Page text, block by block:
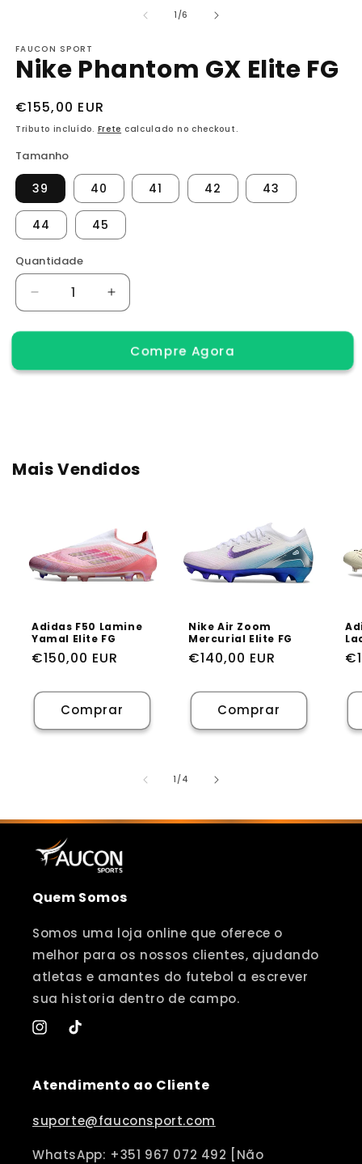
modal
1 /de
6
FAUCON SPORT
Nike Phantom GX Elite FG
Preço
normal
€155,00 EUR
Tributo incluído. Frete calculado no checkout.
Tamanho
39 40 41 42 43
44 45
Quantidade
Diminuir
a
quantidade
Nike
Aumentar
a
quantidade
Nike
Compre Agora
Mais Vendidos
Adidas F50 Lamine
Yamal Elite FG
Preço
€150,00 EUR
Comprar
Nike Air Zoom
Mercurial Elite FG
Preço
€140,00 EUR
Comprar
1 /de
4
Quem Somos
Somos uma loja online que oferece o
melhor para os nossos clientes, ajudando
atletas e amantes do futebol a escrever
sua historia dentro de campo.
Instagram
TikTok
Atendimento ao Cliente
suporte@fauconsport.com
WhatsApp: +351 967 072 492 [Não